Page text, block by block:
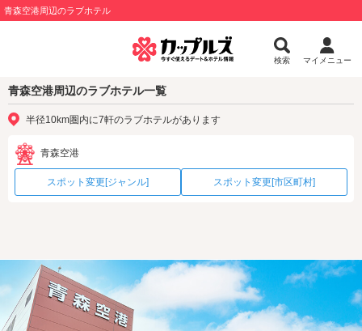
青森空港周辺のラブホテル
検索 マイメニュー
青森空港周辺のラブホテル一覧
半径10km圏内に7軒のラブホテルがあります
青森空港
スポット変更[ジャンル] スポット変更[市区町村]